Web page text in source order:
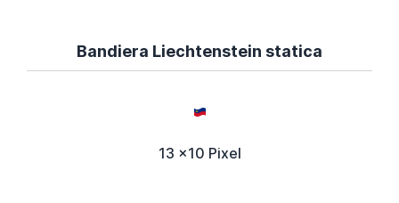
Bandiera Liechtenstein statica
13 x10 Pixel